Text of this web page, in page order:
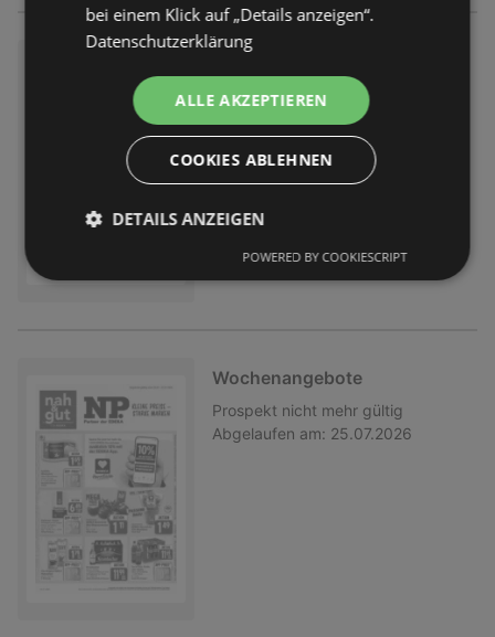
Prospekt nicht mehr gültig
25.07.2026
Wochenangebote
Prospekt nicht mehr gültig
Abgelaufen am: 25.07.2026
bei einem Klick auf „Details anzeigen“.
Datenschutzerklärung
ALLE AKZEPTIEREN
COOKIES ABLEHNEN
DETAILS ANZEIGEN
POWERED BY COOKIESCRIPT